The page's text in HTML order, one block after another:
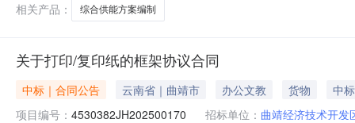
相关产品：
综合供能方案编制
关于打印/复印纸的框架协议合同
中标｜合同公告 云南省｜曲靖市 办公文教 货物
中
项目编号： 4530382JH202500170 招标单位： 曲靖经济技术开发